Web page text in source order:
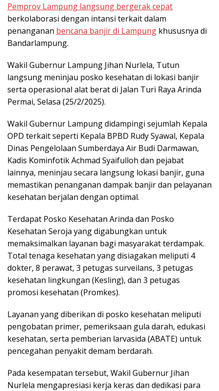
Pemprov Lampung langsung bergerak cepat
berkolaborasi dengan intansi terkait dalam
penanganan bencana banjir di Lampung khususnya di
Bandarlampung.
Wakil Gubernur Lampung Jihan Nurlela, Tutun
langsung meninjau posko kesehatan di lokasi banjir
serta operasional alat berat di Jalan Turi Raya Arinda
Permai, Selasa (25/2/2025).
Wakil Gubernur Lampung didampingi sejumlah Kepala
OPD terkait seperti Kepala BPBD Rudy Syawal, Kepala
Dinas Pengelolaan Sumberdaya Air Budi Darmawan,
Kadis Kominfotik Achmad Syaifulloh dan pejabat
lainnya, meninjau secara langsung lokasi banjir, guna
memastikan penanganan dampak banjir dan pelayanan
kesehatan berjalan dengan optimal.
Terdapat Posko Kesehatan Arinda dan Posko
Kesehatan Seroja yang digabungkan untuk
memaksimalkan layanan bagi masyarakat terdampak.
Total tenaga kesehatan yang disiagakan meliputi 4
dokter, 8 perawat, 3 petugas surveilans, 3 petugas
kesehatan lingkungan (Kesling), dan 3 petugas
promosi kesehatan (Promkes).
Layanan yang diberikan di posko kesehatan meliputi
pengobatan primer, pemeriksaan gula darah, edukasi
kesehatan, serta pemberian larvasida (ABATE) untuk
pencegahan penyakit demam berdarah.
Pada kesempatan tersebut, Wakil Gubernur Jihan
Nurlela mengapresiasi kerja keras dan dedikasi para